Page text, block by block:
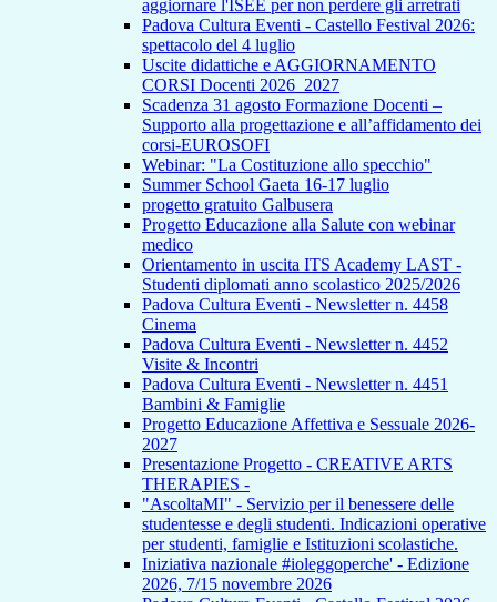
aggiornare l'ISEE per non perdere gli arretrati
Padova Cultura Eventi - Castello Festival 2026:
spettacolo del 4 luglio
Uscite didattiche e AGGIORNAMENTO
CORSI Docenti 2026_2027
Scadenza 31 agosto Formazione Docenti –
Supporto alla progettazione e all’affidamento dei
corsi-EUROSOFI
Webinar: "La Costituzione allo specchio"
Summer School Gaeta 16-17 luglio
progetto gratuito Galbusera
Progetto Educazione alla Salute con webinar
medico
Orientamento in uscita ITS Academy LAST -
Studenti diplomati anno scolastico 2025/2026
Padova Cultura Eventi - Newsletter n. 4458
Cinema
Padova Cultura Eventi - Newsletter n. 4452
Visite & Incontri
Padova Cultura Eventi - Newsletter n. 4451
Bambini & Famiglie
Progetto Educazione Affettiva e Sessuale 2026-
2027
Presentazione Progetto - CREATIVE ARTS
THERAPIES -
"AscoltaMI" - Servizio per il benessere delle
studentesse e degli studenti. Indicazioni operative
per studenti, famiglie e Istituzioni scolastiche.
Iniziativa nazionale #ioleggoperche' - Edizione
2026, 7/15 novembre 2026